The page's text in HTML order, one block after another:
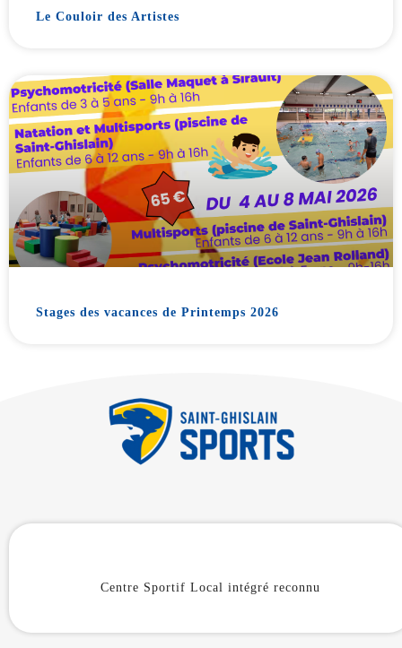
Le Couloir des Artistes
Stages des vacances de Printemps 2026
Centre Sportif Local intégré reconnu